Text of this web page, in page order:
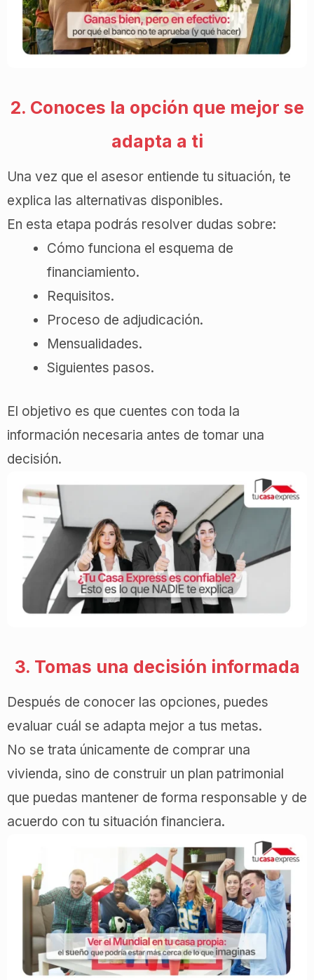
2. Conoces la opción que mejor se
adapta a ti
Una vez que el asesor entiende tu situación, te
explica las alternativas disponibles.
En esta etapa podrás resolver dudas sobre:
Cómo funciona el esquema de
financiamiento.
Requisitos.
Proceso de adjudicación.
Mensualidades.
Siguientes pasos.
El objetivo es que cuentes con toda la
información necesaria antes de tomar una
decisión.
3. Tomas una decisión informada
Después de conocer las opciones, puedes
evaluar cuál se adapta mejor a tus metas.
No se trata únicamente de comprar una
vivienda, sino de construir un plan patrimonial
que puedas mantener de forma responsable y de
acuerdo con tu situación financiera.